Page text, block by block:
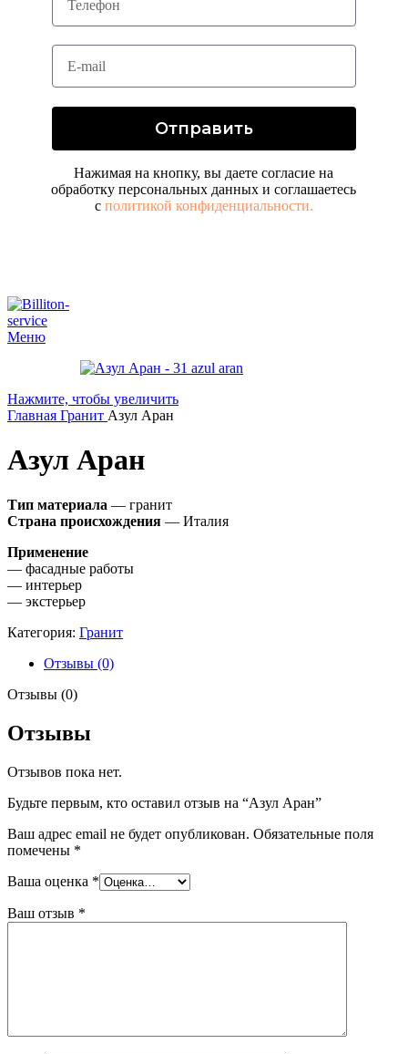
Отправить
Нажимая на кнопку, вы даете согласие на
обработку персональных данных и соглашаетесь
с политикой конфиденциальности.
Меню
Нажмите, чтобы увеличить
Главная Гранит Азул Аран
Азул Аран
Тип материала — гранит
Страна происхождения — Италия
Применение
— фасадные работы
— интерьер
— экстерьер
Категория: Гранит
Отзывы (0)
Отзывы (0)
Отзывы
Отзывов пока нет.
Будьте первым, кто оставил отзыв на “Азул Аран”
Ваш адрес email не будет опубликован. Обязательные поля
помечены *
Ваша оценка *
Ваш отзыв *